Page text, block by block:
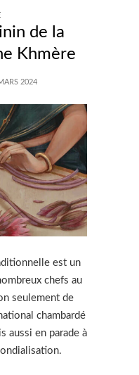
de la
Khmère
2024
est un
chefs au
seulement de
chambardé
aussi en parade à